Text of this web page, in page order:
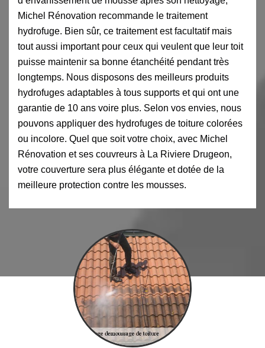
Michel Rénovation recommande le traitement
hydrofuge. Bien sûr, ce traitement est facultatif mais
tout aussi important pour ceux qui veulent que leur toit
puisse maintenir sa bonne étanchéité pendant très
longtemps. Nous disposons des meilleurs produits
hydrofuges adaptables à tous supports et qui ont une
garantie de 10 ans voire plus. Selon vos envies, nous
pouvons appliquer des hydrofuges de toiture colorées
ou incolore. Quel que soit votre choix, avec Michel
Rénovation et ses couvreurs à La Riviere Drugeon,
votre couverture sera plus élégante et dotée de la
meilleure protection contre les mousses.